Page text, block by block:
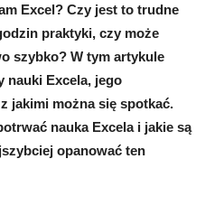
Excel? Czy jest to trudne
praktyki, czy może
szybko? W tym artykule
nauki Excela, jego
jakimi można się spotkać.
nauka Excela i jakie są
opanować ten